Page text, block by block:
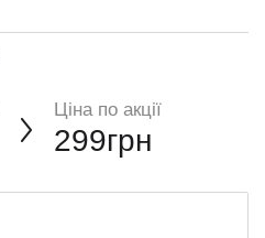
Ціна по акції
299грн